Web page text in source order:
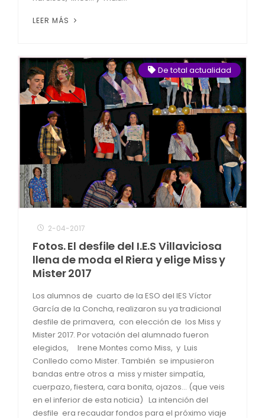
LEER MÁS
De total actualidad
2-04-2017
Fotos. El desfile del I.E.S Villaviciosa
llena de moda el Riera y elige Miss y
Mister 2017
Los alumnos de cuarto de la ESO del IES Víctor
García de la Concha, realizaron su ya tradicional
desfile de primavera, con elección de los Miss y
Mister 2017. Por votación del alumnado fueron
elegidos, Irene Montes como Miss, y Luis
Conlledo como Mister. También se impusieron
bandas entre otros a miss y mister simpatía,
cuerpazo, fiestera, cara bonita, ojazos… (que veis
en el inferior de esta noticia) La intención del
desfile era recaudar fondos para el próximo viaje